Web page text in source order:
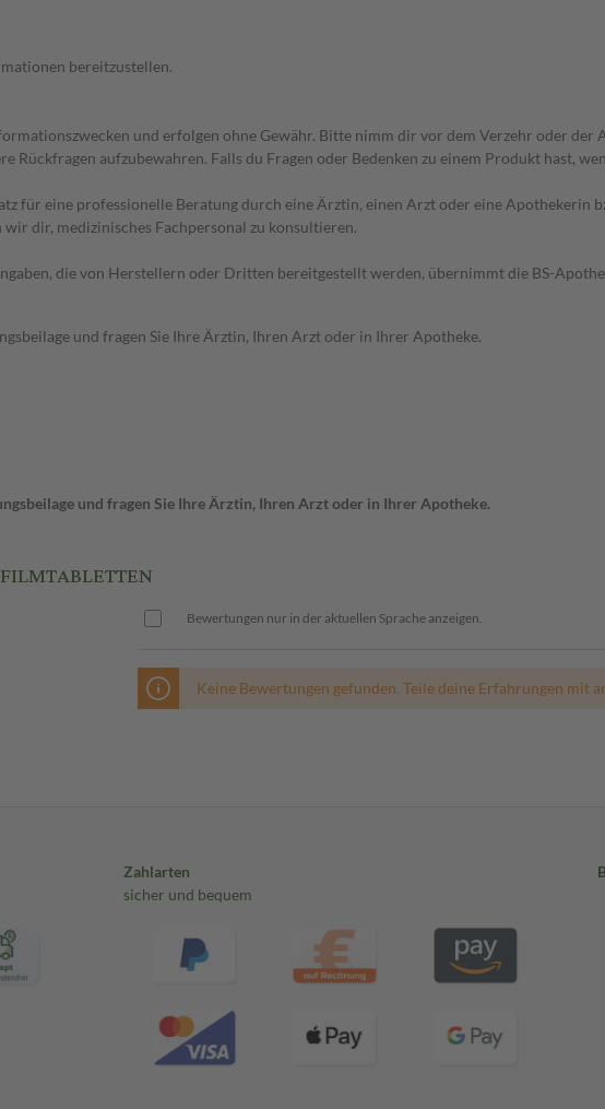
bereitzustellen.
und erfolgen ohne Gewähr. Bitte nimm dir vor dem Verzehr oder
Rückfragen aufzubewahren. Falls du Fragen oder Bedenken zu einem Produkt hast,
für eine professionelle Beratung durch eine Ärztin, einen Arzt oder eine Apothekerin
dir, medizinisches Fachpersonal zu konsultieren.
die von Herstellern oder Dritten bereitgestellt werden, übernimmt die BS-
und fragen Sie Ihre Ärztin, Ihren Arzt oder in Ihrer Apotheke.
und fragen Sie Ihre Ärztin, Ihren Arzt oder in Ihrer Apotheke.
Bewertungen nur in der aktuellen Sprache anzeigen.
Keine Bewertungen gefunden. Teile deine Erfahrungen mit
Zahlarten
sicher und bequem